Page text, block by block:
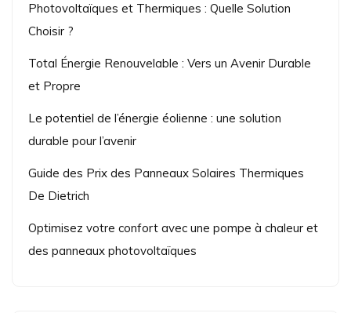
Photovoltaïques et Thermiques : Quelle Solution
Choisir ?
Total Énergie Renouvelable : Vers un Avenir Durable
et Propre
Le potentiel de l’énergie éolienne : une solution
durable pour l’avenir
Guide des Prix des Panneaux Solaires Thermiques
De Dietrich
Optimisez votre confort avec une pompe à chaleur et
des panneaux photovoltaïques